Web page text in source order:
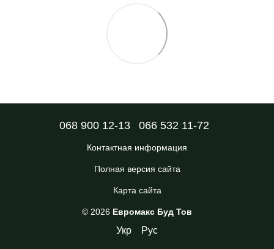
068 900 12-13 066 532 11-72
Контактная информация
Полная версия сайта
Карта сайта
© 2026 Евромакс Буд Тов
Укр Рус